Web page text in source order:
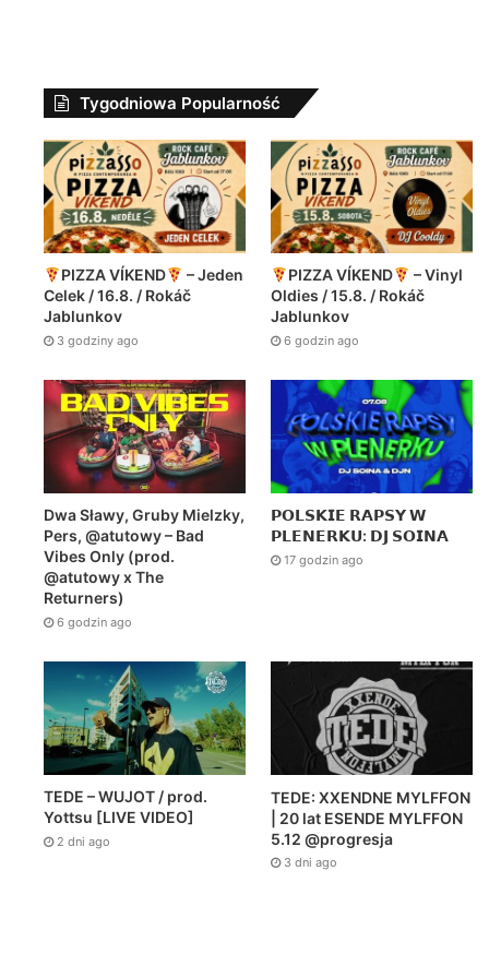
Tygodniowa Popularność
PIZZA VÍKEND
– Jeden
Celek / 16.8. / Rokáč
Jablunkov
3 godziny ago
PIZZA VÍKEND
– Vinyl
Oldies / 15.8. / Rokáč
Jablunkov
6 godzin ago
Dwa Sławy, Gruby Mielzky,
Pers, @atutowy – Bad
Vibes Only (prod.
@atutowy x The
Returners)
6 godzin ago
𝗣𝗢𝗟𝗦𝗞𝗜𝗘 𝗥𝗔𝗣𝗦𝗬 𝗪
𝗣𝗟𝗘𝗡𝗘𝗥𝗞𝗨: 𝗗𝗝 𝗦𝗢𝗜𝗡𝗔
17 godzin ago
TEDE – WUJOT / prod.
Yottsu [LIVE VIDEO]
2 dni ago
TEDE: XXENDNE MYLFFON
| 20 lat ESENDE MYLFFON
5.12 @progresja
3 dni ago